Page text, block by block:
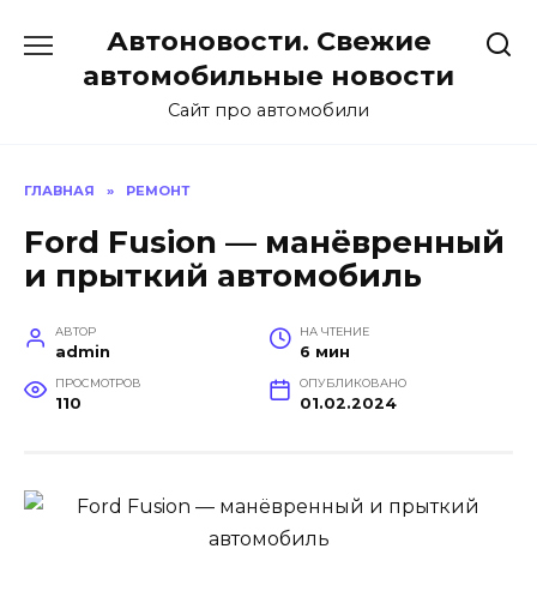
содержанию
Автоновости. Свежие
автомобильные новости
Сайт про автомобили
ГЛАВНАЯ » РЕМОНТ
Ford Fusion — манёвренный
и прыткий автомобиль
АВТОР
admin
НА ЧТЕНИЕ
6 мин
ПРОСМОТРОВ
110
ОПУБЛИКОВАНО
01.02.2024